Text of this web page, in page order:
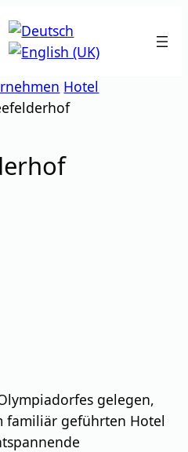
Hotel
gelegen,
familiär geführten Hotel